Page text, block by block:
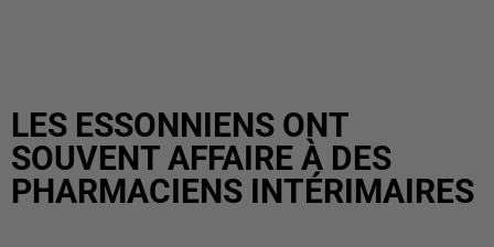
LES ESSONNIENS ONT
SOUVENT AFFAIRE À DES
PHARMACIENS INTÉRIMAIRES